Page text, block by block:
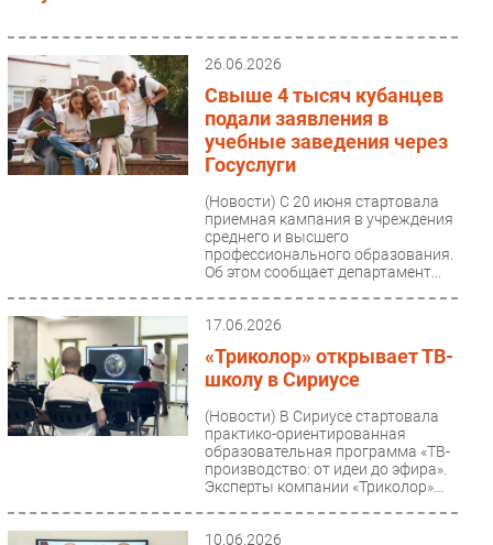
Маркетинг
Торговые сети
Оборудование
ПО
Outsourcing
Web
Безопасность
Инновации
CIO/Управление ИТ
Гаджеты
РАЗДЕЛЫ
26.06.2026
Свыше 4 тысяч кубанцев
подали заявления в
учебные заведения через
Госуслуги
(Новости) С 20 июня стартовала
приемная кампания в учреждения
среднего и высшего
профессионального образования.
Об этом сообщает департамент...
17.06.2026
«Триколор» открывает ТВ-
школу в Сириусе
(Новости) В Сириусе стартовала
практико-ориентированная
образовательная программа «ТВ-
производство: от идеи до эфира».
Эксперты компании «Триколор»...
10.06.2026